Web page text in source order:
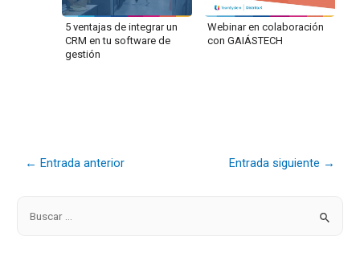
5 ventajas de integrar un
CRM en tu software de
gestión
Webinar en colaboración
con GAIÁSTECH
← Entrada anterior Entrada siguiente →